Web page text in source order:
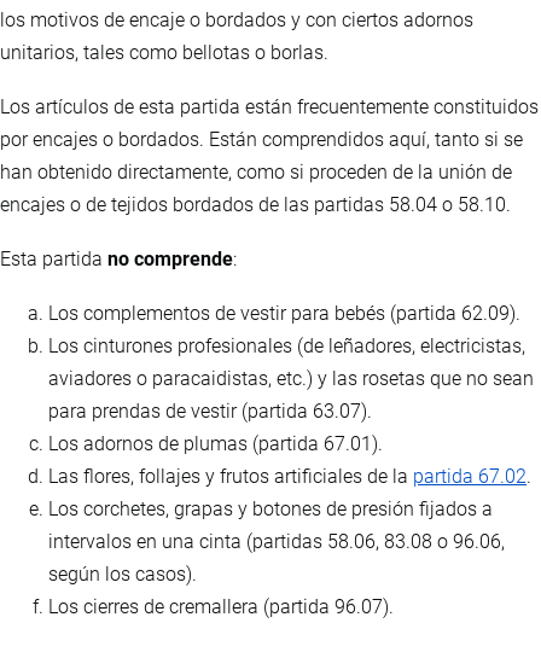
los motivos de encaje o bordados y con ciertos adornos
unitarios, tales como bellotas o borlas.
Los artículos de esta partida están frecuentemente constituidos
por encajes o bordados. Están comprendidos aquí, tanto si se
han obtenido directamente, como si proceden de la unión de
encajes o de tejidos bordados de las partidas 58.04 o 58.10.
Esta partida no comprende:
Los complementos de vestir para bebés (partida 62.09).
Los cinturones profesionales (de leñadores, electricistas,
aviadores o paracaidistas, etc.) y las rosetas que no sean
para prendas de vestir (partida 63.07).
Los adornos de plumas (partida 67.01).
Las flores, follajes y frutos artificiales de la partida 67.02.
Los corchetes, grapas y botones de presión fijados a
intervalos en una cinta (partidas 58.06, 83.08 o 96.06,
según los casos).
Los cierres de cremallera (partida 96.07).